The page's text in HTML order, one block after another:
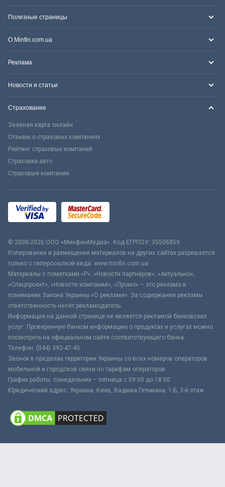
Полезные страницы
О Minfin.com.ua
Реклама
Новости и статьи
Страхование
Зеленая карта онлайн
Отзывы о страховых компаниях
Рейтинг страховых компаний
Страховка авто
Страховые компании
© 2008-2026 ООО «МинфинМедиа». Код ЕГРПОУ: 35506859
Копирование и размещение материалов на других сайтах разрешается
только с гиперссылкой вида: www.minfin.com.ua
Материалы с пометками «Р», «Новости партнёров», «Актуально»,
«Спецпроект», «Новости компаний», «Промо» – это реклама в
понимании Закона Украины «О рекламе». За содержание рекламы
ответственность несёт рекламодатель.
Информация на данной странице не является рекламой банковских
услуг. Проверенную банком информацию о продуктах и услугах можно
посмотреть на официальном сайте соответствующего банка.
Телефон: (044) 392-47-40
Звонок в пределах территории Украины со всех номеров операторов
мобильной и городской связи по тарифам операторов
График работы: понедельник – пятница с 09:00 до 18:00
Юридический адрес: Украина, Киев, Вадима Гетьмана, 1-Б, 3-й этаж